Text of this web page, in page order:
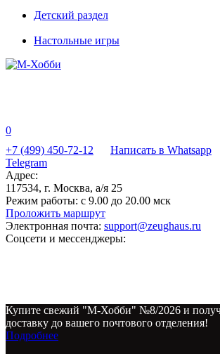
Детский раздел
Настольные игры
0
+7 (499) 450-72-12
Написать в Whatsapp
Telegram
Адрес:
117534, г. Москва, а/я 25
Режим работы: с 9.00 до 20.00 мск
Проложить маршрут
Электронная почта: support@zeughaus.ru
Соцсети и мессенджеры:
Купите свежий "М-Хобби" №8/2026 и
доставку до вашего почтового отделения!
Подробнее